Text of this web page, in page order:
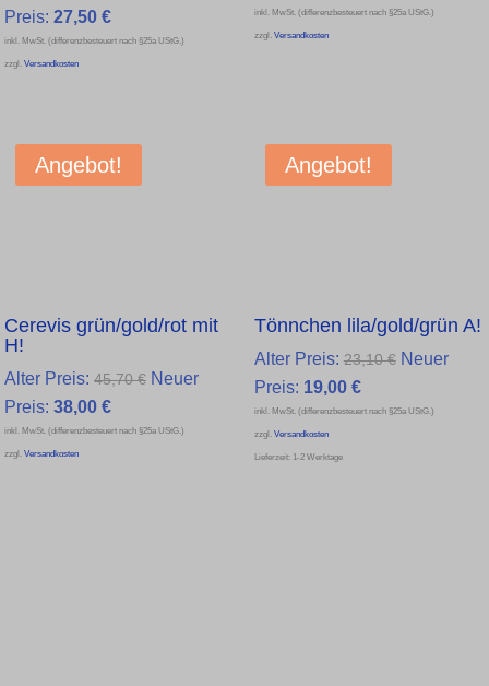
war:
Preis: 27,50 €Aktueller
Preis
inkl. MwSt. (differenzbesteuert nach §25a UStG.)
zzgl. Versandkosten
inkl. MwSt. (differenzbesteuert nach §25a UStG.)
zzgl. Versandkosten
Angebot!
Cerevis grün/gold/rot mit
H!
Alter Preis: 45,70€ Ursprünglicher
war:
Neuer
Preis: 38,00 €Aktueller
Preis
inkl. MwSt. (differenzbesteuert nach §25a UStG.)
zzgl. Versandkosten
Angebot!
Tönnchen lila/gold/grün A!
Alter Preis: 23,10€
war:
Neuer
Preis: 19,00 €Aktueller
Preis
inkl. MwSt. (differenzbesteuert nach §25a UStG.)
zzgl. Versandkosten
Lieferzeit: 1-2 Werktage